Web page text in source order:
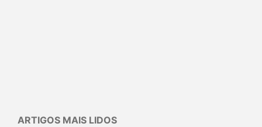
ARTIGOS MAIS LIDOS